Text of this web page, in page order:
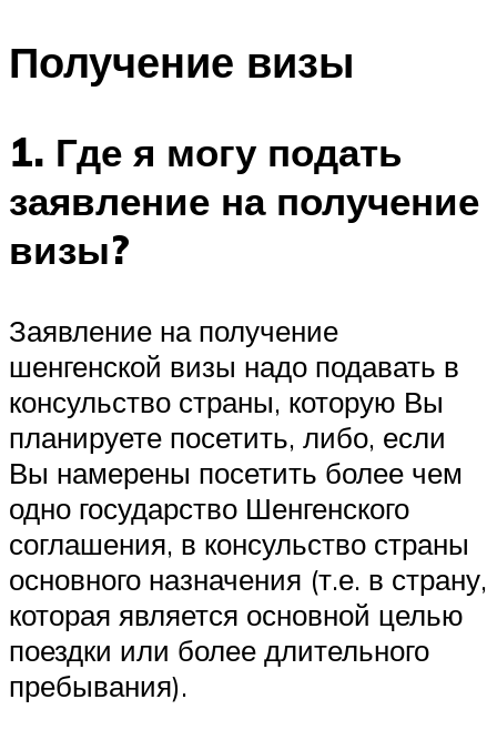
Получение визы
1. Где я могу подать
заявление на получение
визы?
Заявление на получение
шенгенской визы надо подавать в
консульство страны, которую Вы
планируете посетить, либо, если
Вы намерены посетить более чем
одно государство Шенгенского
соглашения, в консульство страны
основного назначения (т.е. в страну,
которая является основной целью
поездки или более длительного
пребывания).